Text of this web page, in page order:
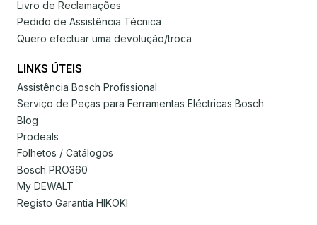
Livro de Reclamações
Pedido de Assistência Técnica
Quero efectuar uma devolução/troca
LINKS ÚTEIS
Assistência Bosch Profissional
Serviço de Peças para Ferramentas Eléctricas Bosch
Blog
Prodeals
Folhetos / Catálogos
Bosch PRO360
My DEWALT
Registo Garantia HIKOKI